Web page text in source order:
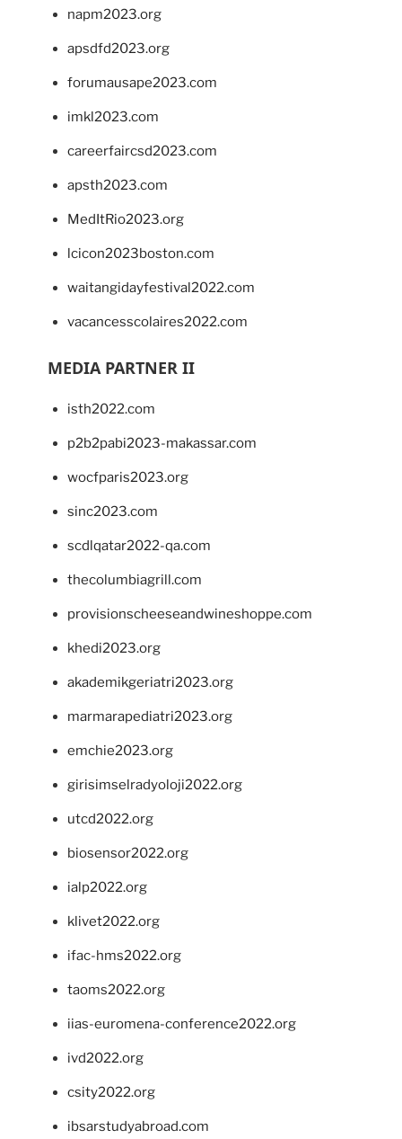
napm2023.org
apsdfd2023.org
forumausape2023.com
imkl2023.com
careerfaircsd2023.com
apsth2023.com
MedItRio2023.org
lcicon2023boston.com
waitangidayfestival2022.com
vacancesscolaires2022.com
MEDIA PARTNER II
isth2022.com
p2b2pabi2023-makassar.com
wocfparis2023.org
sinc2023.com
scdlqatar2022-qa.com
thecolumbiagrill.com
provisionscheeseandwineshoppe.com
khedi2023.org
akademikgeriatri2023.org
marmarapediatri2023.org
emchie2023.org
girisimselradyoloji2022.org
utcd2022.org
biosensor2022.org
ialp2022.org
klivet2022.org
ifac-hms2022.org
taoms2022.org
iias-euromena-conference2022.org
ivd2022.org
csity2022.org
ibsarstudyabroad.com